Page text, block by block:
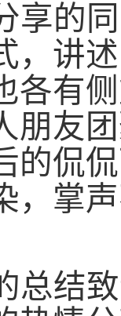
享的
，讲
各有
朋友
的侃
，掌
总结